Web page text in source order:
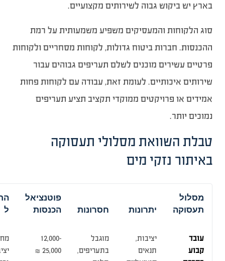
בארץ יש ביקוש גבוה לשירותים מקצועיים.
סוג הלקוחות והמעסיקים משפיע משמעותית על רמת
ההכנסות. חברות ביטוח גדולות, לקוחות מסחריים ולקוחות
פרטיים עשירים מוכנים לשלם תעריפים גבוהים עבור
שירותים איכותיים. לעומת זאת, עבודה עם לקוחות פחות
אמידים או פרויקטים ממוקדי תקציב תציע תעריפים
נמוכים יותר.
טבלת השוואת מסלולי תעסוקה
באיתור נזקי מים
מסלול
תעסוקה
יתרונות חסרונות
פוטנציאל
הכנסות
ל
עובד
קבוע
יציבות,
תנאים
מוגבל
בתעריפים,
12,000-
25,000 ₪